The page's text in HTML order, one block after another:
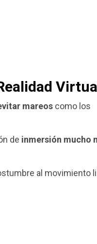
mareos como los
de inmersión mucho
al movimiento